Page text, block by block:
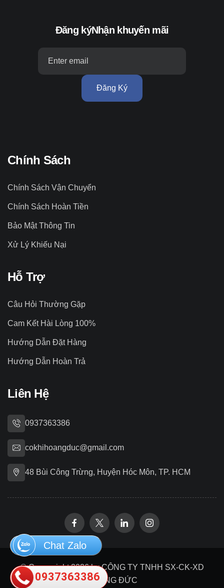
Đăng kýNhận khuyến mãi
Đăng Ký
Chính Sách
Chính Sách Vận Chuyển
Chính Sách Hoàn Tiền
Bảo Mật Thông Tin
Xử Lý Khiếu Nại
Hỗ Trợ
Câu Hỏi Thường Gặp
Cam Kết Hài Lòng 100%
Hướng Dẫn Đặt Hàng
Hướng Dẫn Hoàn Trả
Liên Hệ
0937363386
cokhihoangduc@gmail.com
48 Bùi Công Trừng, Huyện Hóc Môn, TP. HCM
© Copywright 2026 by CÔNG TY TNHH SX-CK-XD
HOÀNG ĐỨC
Chat Zalo
0937363386